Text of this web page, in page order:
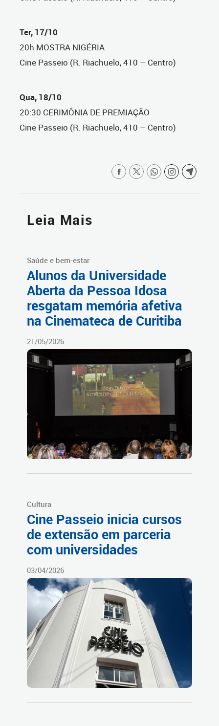
Ter, 17/10
20h MOSTRA NIGÉRIA
Cine Passeio (R. Riachuelo, 410 – Centro)
Qua, 18/10
20:30 CERIMÔNIA DE PREMIAÇÃO
Cine Passeio (R. Riachuelo, 410 – Centro)
Leia Mais
Saúde e bem-estar
Alunos da Universidade
Aberta da Pessoa Idosa
resgatam memória afetiva
na Cinemateca de Curitiba
21/05/2026
Cultura
Cine Passeio inicia cursos
de extensão em parceria
com universidades
03/04/2026